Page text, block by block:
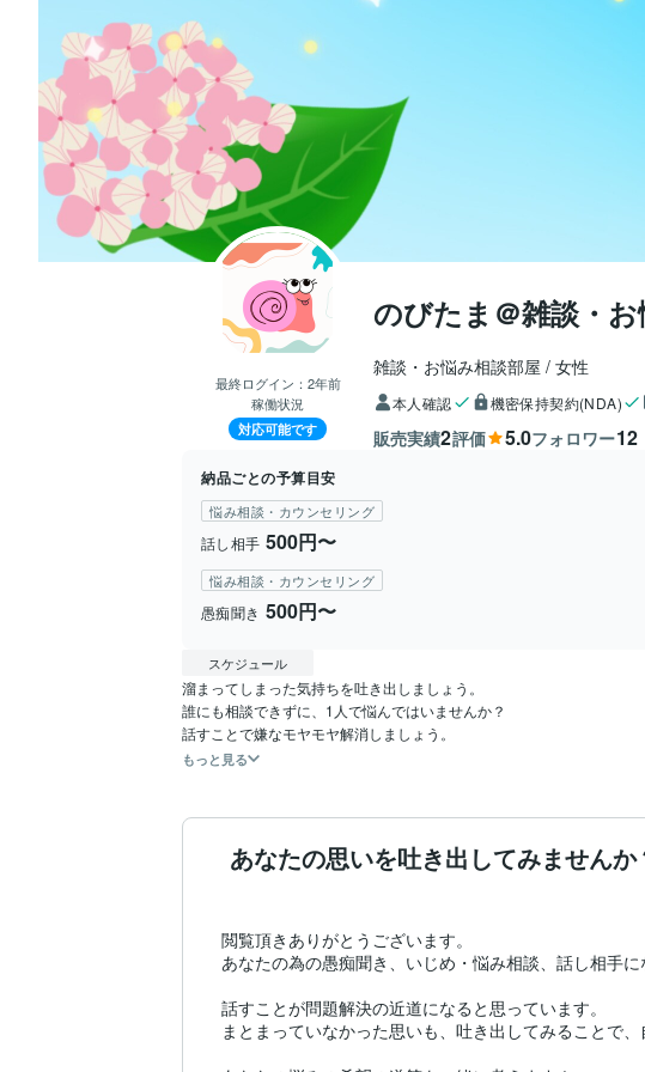
最終ログイン： 2年前
稼働状況
対応可能です
のびたま＠雑談・
雑談・お悩み相談部屋 女性
本人確認 機密保持契約(NDA)
販売実績2評価 5.0フォロワー12
納品ごとの予算目安
悩み相談・カウンセリング
話し相手 500円〜
悩み相談・カウンセリング
愚痴聞き 500円〜
スケジュール
溜まってしまった気持ちを吐き出しましょう。
誰にも相談できずに、1人で悩んではいませんか？
もっと見る
あなたの思いを吐き出してみません
閲覧頂きありがとうございます。
あなたの為の愚痴聞き、いじめ・悩み相談、話し相手に
話すことが問題解決の近道になると思っています。
まとまっていなかった思いも、吐き出してみることで